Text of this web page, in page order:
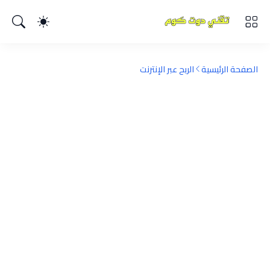
الصفحة الرئيسية الربح عبر الإنترنت